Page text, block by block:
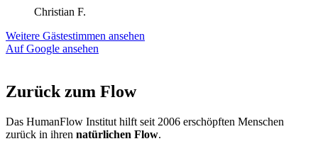
Christian F.
Weitere Gästestimmen ansehen
Auf Google ansehen
Zurück zum Flow
Das HumanFlow Institut hilft seit 2006 erschöpften Menschen
zurück in ihren natürlichen Flow.